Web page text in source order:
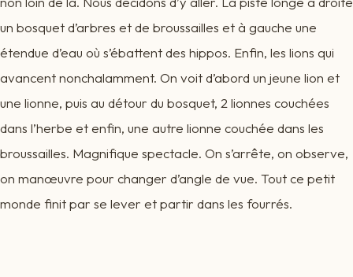
un bosquet d’arbres et de broussailles et à gauche une
étendue d’eau où s’ébattent des hippos. Enfin, les lions qui
avancent nonchalamment. On voit d’abord un jeune lion et
une lionne, puis au détour du bosquet, 2 lionnes couchées
dans l’herbe et enfin, une autre lionne couchée dans les
broussailles. Magnifique spectacle. On s’arrête, on observe,
on manœuvre pour changer d’angle de vue. Tout ce petit
monde finit par se lever et partir dans les fourrés.